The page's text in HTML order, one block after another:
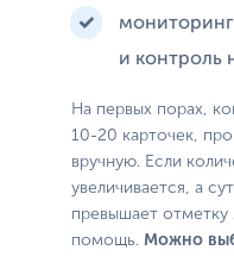
мониторинг
и контроль
На первых порах,
10-20 карточек,
вручную. Если
увеличивается, а
превышает отметку
помощь. Можно